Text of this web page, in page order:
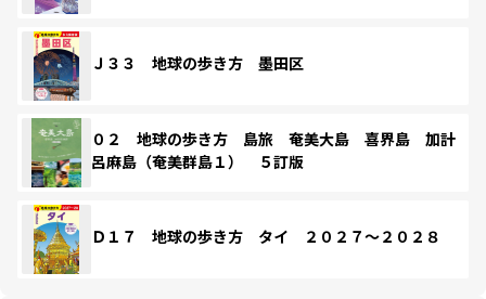
Ｊ３３ 地球の歩き方 墨田区
０２ 地球の歩き方 島旅 奄美大島 喜界島 加計
呂麻島（奄美群島１） ５訂版
Ｄ１７ 地球の歩き方 タイ ２０２７～２０２８